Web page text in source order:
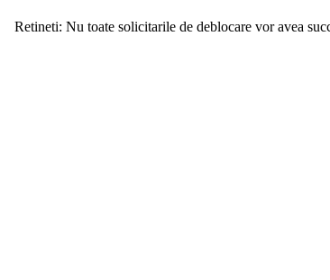
Retineti: Nu toate solicitarile de deblocare vor avea